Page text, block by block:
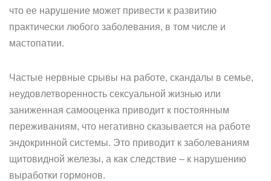
что ее нарушение может привести к развитию
практически любого заболевания, в том числе и
мастопатии.
Частые нервные срывы на работе, скандалы в семье,
неудовлетворенность сексуальной жизнью или
заниженная самооценка приводит к постоянным
переживаниям, что негативно сказывается на работе
эндокринной системы. Это приводит к заболеваниям
щитовидной железы, а как следствие – к нарушению
выработки гормонов.